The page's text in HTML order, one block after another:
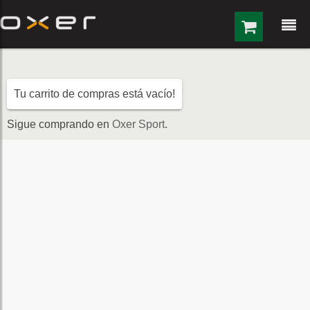
Tu carrito de compras está vacío!
Sigue comprando en Oxer Sport.